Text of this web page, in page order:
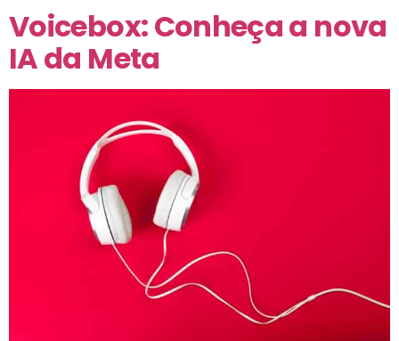
Voicebox: Conheça a nova
IA da Meta